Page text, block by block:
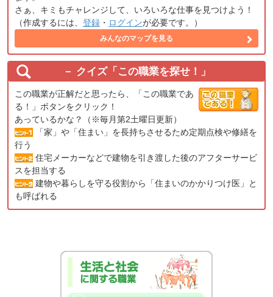
さぁ、キミもチャレンジして、いろいろな仕事を見つけよう！
（作成するには、 登録 ・ ログインが必要です。）
みんなのマップを見る
クイズ「この職業を探せ！」
この職業が正解だと思ったら、「この職業であ
る！」ボタンをクリック！
あっているかな？（※毎月第2土曜日更新）
「家」や「住まい」を長持ちさせるため定期点検や修繕を
行う
住宅メーカーなどで建物を引き渡した後のアフターサービ
スを担当する
建物や暮らしを守る役割から「住まいのかかりつけ医」と
も呼ばれる